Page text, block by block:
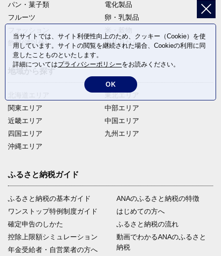
パン・菓子類
電化製品
フルーツ
卵・乳製品
飲料(酒以外)
返礼品なし
関東エリア
近畿エリア
四国エリア
沖縄エリア
東北エリア
中部エリア
中国エリア
九州エリア
ふるさと納税ガイド
ふるさと納税の基本ガイド
ワンストップ特例制度ガイド
確定申告のしかた
控除上限額シミュレーション
年金受給者・自営業者の方へ
ANAのふるさと納税の特徴
はじめての方へ
ふるさと納税の流れ
動画でわかるANAのふるさと
納税
当サイトでは、サイト利便性向上のため、クッキー（Cookie）を使
用しています。サイトの閲覧を継続された場合、Cookieの利用に同
意したことものといたします。
詳細についてはプライバシーポリシーをお読みください。
OK